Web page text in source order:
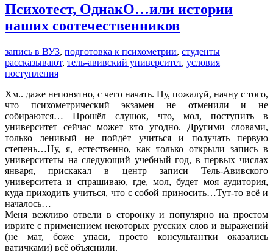
Психотест, ОднакО…или истории
наших соотечественников
запись в ВУЗ, подготовка к психометрии, студенты
рассказывают, тель-авивский университет, условия
поступления
Хм.. даже непонятно, с чего начать. Ну, пожалуй, начну с того,
что психометрический экзамен не отменили и не
собираются… Прошёл слушок, что, мол, поступить в
университет сейчас может кто угодно. Другими словами,
только ленивый не пойдёт учиться и получать первую
степень…Ну, я, естественно, как только открыли запись в
университеты на следующий учебный год, в первых числах
января, прискакал в центр записи Тель-Авивского
университета и спрашиваю, где, мол, будет моя аудитория,
куда приходить учиться, что с собой приносить…Тут-то всё и
началось…
Меня вежливо отвели в сторонку и популярно на простом
иврите с применением некоторых русских слов и выражений
(не мат, боже упаси, просто консультантки оказались
ватичками) всё объяснили.